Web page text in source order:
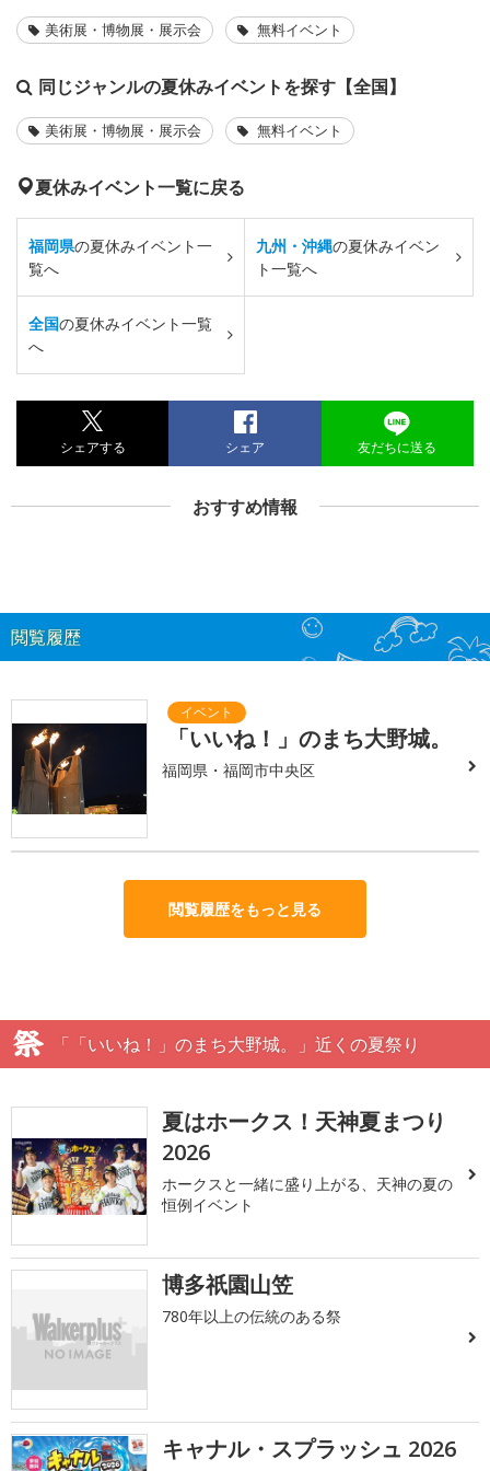
美術展・博物展・展示会 無料イベント
同じジャンルの夏休みイベントを探す【全国】
美術展・博物展・展示会 無料イベント
夏休みイベント一覧に戻る
福岡県の夏休みイベント一
覧へ
九州・沖縄の夏休みイベン
ト一覧へ
全国の夏休みイベント一覧
へ
シェアする シェア 友だちに送る
おすすめ情報
閲覧履歴
「いいね！」のまち大野城。
福岡県・福岡市中央区
閲覧履歴をもっと見る
「「いいね！」のまち大野城。」近くの夏祭り
夏はホークス！天神夏まつり
2026
ホークスと一緒に盛り上がる、天神の夏の
恒例イベント
博多祇園山笠
780年以上の伝統のある祭
キャナル・スプラッシュ 2026